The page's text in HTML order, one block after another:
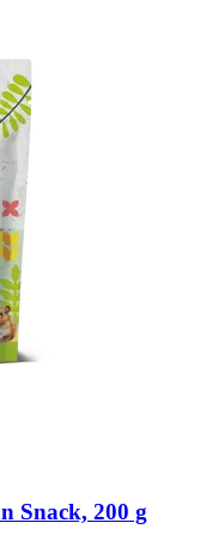
Snack, 200 g